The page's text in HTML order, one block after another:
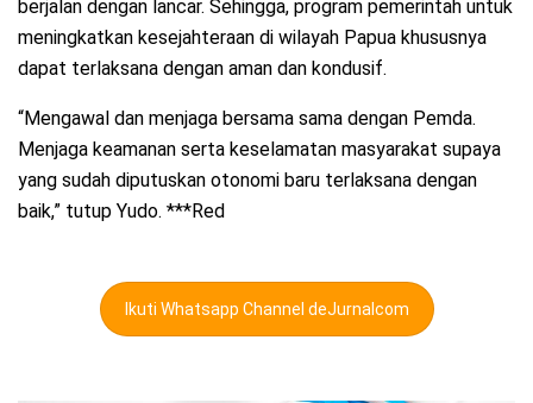
berjalan dengan lancar. Sehingga, program pemerintah untuk
meningkatkan kesejahteraan di wilayah Papua khususnya
dapat terlaksana dengan aman dan kondusif.
“Mengawal dan menjaga bersama sama dengan Pemda.
Menjaga keamanan serta keselamatan masyarakat supaya
yang sudah diputuskan otonomi baru terlaksana dengan
baik,” tutup Yudo. ***Red
Ikuti Whatsapp Channel deJurnalcom